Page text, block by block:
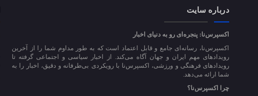
درباره سایت
اکسپرس‌نا: پنجره‌ای رو به دنیای اخبار
اکسپرس‌نا، رسانه‌ای جامع و قابل اعتماد است که به طور مداوم شما را از آخرین
رویدادهای مهم ایران و جهان آگاه می‌کند. از اخبار سیاسی و اجتماعی گرفته تا
رویدادهای فرهنگی و ورزشی، اکسپرس‌نا با رویکردی بی‌طرفانه و دقیق، اخبار را به
شما ارائه می‌دهد.
چرا اکسپرس‌نا؟